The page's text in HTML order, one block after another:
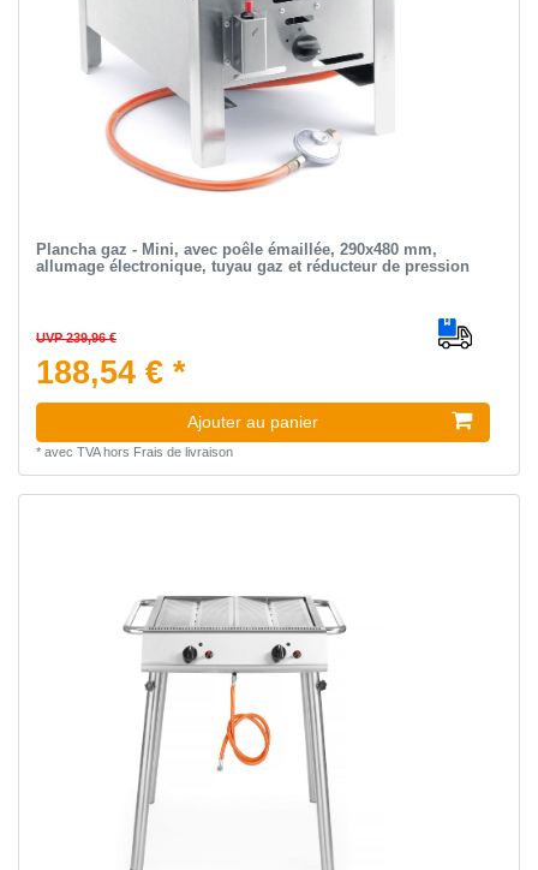
Plancha gaz - Mini, avec poêle émaillée, 290x480 mm,
allumage électronique, tuyau gaz et réducteur de pression
UVP 239,96 €
188,54 € *
Ajouter au panier
* avec TVAhors Frais de livraison